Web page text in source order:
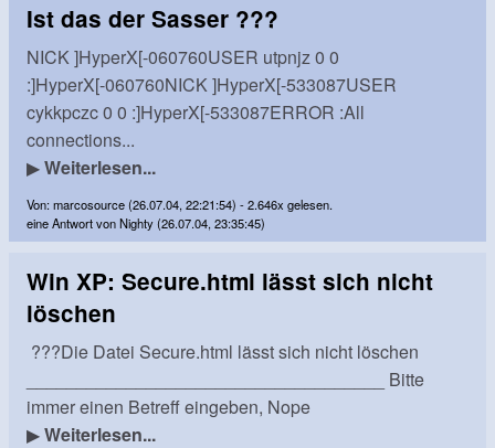
Ist das der Sasser ???
NICK ]HyperX[-060760USER utpnjz 0 0
:]HyperX[-060760NICK ]HyperX[-533087USER
cykkpczc 0 0 :]HyperX[-533087ERROR :All
connections...
▶Weiterlesen...
Von: marcosource (26.07.04, 22:21:54) - 2.646x gelesen.
eine Antwort von Nighty (26.07.04, 23:35:45)
Win XP: Secure.html lässt sich nicht
löschen
???Die Datei Secure.html lässt sich nicht löschen
____________________________________ Bitte
immer einen Betreff eingeben, Nope
▶Weiterlesen...